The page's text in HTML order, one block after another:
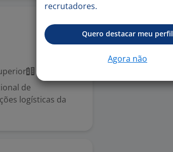
25 jun
Presencial
de
logísticas da
recrutadores.
Quero destacar meu perfil
Agora não